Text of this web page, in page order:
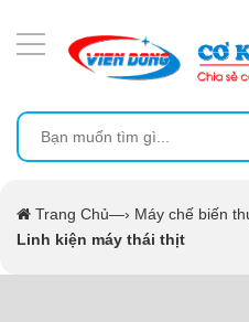
Trang Chủ—› Máy chế biến
Linh kiện máy thái thịt
MÁY ÉP MÍA TẠO BỌT
MÁY RỬA BÁT SIÊU ÂM